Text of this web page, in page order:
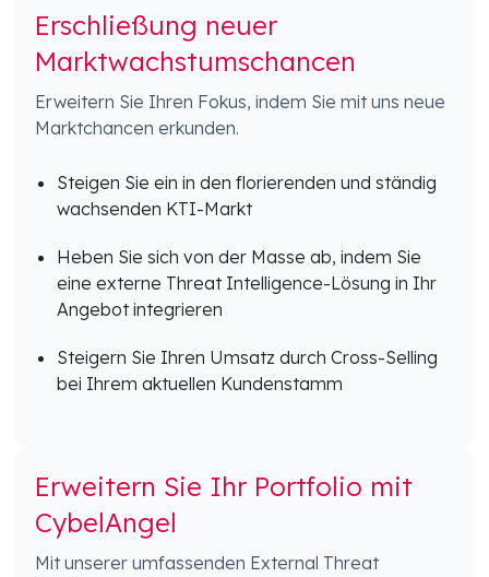
Erschließung neuer
Marktwachstumschancen
Erweitern Sie Ihren Fokus, indem Sie mit uns neue
Marktchancen erkunden.
Steigen Sie ein in den florierenden und ständig
wachsenden KTI-Markt
Heben Sie sich von der Masse ab, indem Sie
eine externe Threat Intelligence-Lösung in Ihr
Angebot integrieren
Steigern Sie Ihren Umsatz durch Cross-Selling
bei Ihrem aktuellen Kundenstamm
Erweitern Sie Ihr Portfolio mit
CybelAngel
Mit unserer umfassenden External Threat